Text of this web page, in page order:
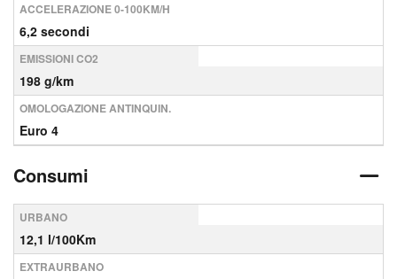
ACCELERAZIONE 0-100KM/H
6,2 secondi
EMISSIONI CO2
198 g/km
OMOLOGAZIONE ANTINQUIN.
Euro 4
Consumi
URBANO
12,1 l/100Km
EXTRAURBANO